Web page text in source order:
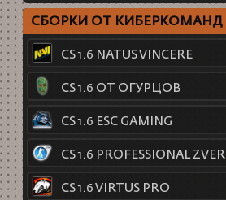
СБОРКИ ОТ КИБЕРКОМАНД
CS 1.6 NATUS VINCERE
CS 1.6 ОТ ОГУРЦОВ
CS 1.6 ESC GAMING
CS 1.6 PROFESSIONAL ZVER
CS 1.6 VIRTUS PRO